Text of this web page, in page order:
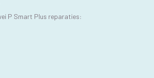
P Smart Plus reparaties: